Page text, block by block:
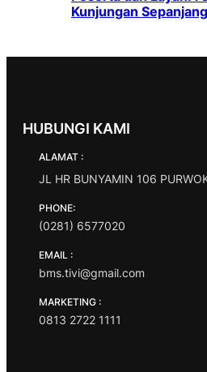
Kunjungan
HUBUNGI KAMI
ALAMAT :
JL HR BUNYAMIN 106
PHONE:
(0281) 6577020
EMAIL :
bms.tivi@gmail.com
MARKETING :
0813 2722 1111